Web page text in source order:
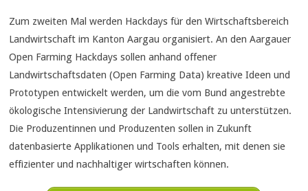
Zum zweiten Mal werden Hackdays für den Wirtschaftsbereich
Landwirtschaft im Kanton Aargau organisiert. An den Aargauer
Open Farming Hackdays sollen anhand offener
Landwirtschaftsdaten (Open Farming Data) kreative Ideen und
Prototypen entwickelt werden, um die vom Bund angestrebte
ökologische Intensivierung der Landwirtschaft zu unterstützen.
Die Produzentinnen und Produzenten sollen in Zukunft
datenbasierte Applikationen und Tools erhalten, mit denen sie
effizienter und nachhaltiger wirtschaften können.